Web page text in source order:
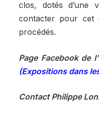
clos, dotés d’une
contacter pour cet
procédés.
Page Facebook de
(Expositions dans
Contact Philippe